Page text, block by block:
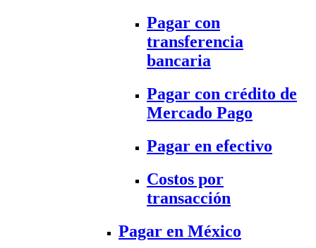
Pagar con
transferencia
bancaria
Pagar con crédito de
Mercado Pago
Pagar en efectivo
Costos por
transacción
Pagar en México